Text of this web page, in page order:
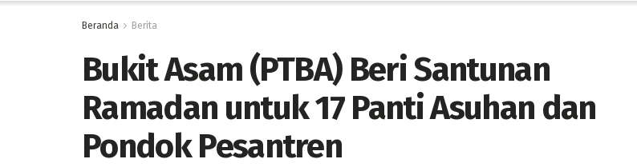
Beranda Berita
Bukit Asam (PTBA) Beri Santunan
Ramadan untuk 17 Panti Asuhan dan
Pondok Pesantren